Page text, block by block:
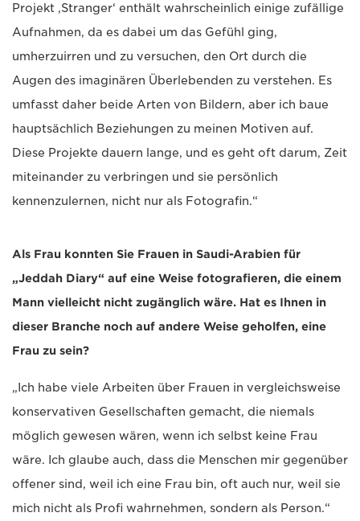
Projekt ‚Stranger‘ enthält wahrscheinlich einige zufällige
Aufnahmen, da es dabei um das Gefühl ging,
umherzuirren und zu versuchen, den Ort durch die
Augen des imaginären Überlebenden zu verstehen. Es
umfasst daher beide Arten von Bildern, aber ich baue
hauptsächlich Beziehungen zu meinen Motiven auf.
Diese Projekte dauern lange, und es geht oft darum, Zeit
miteinander zu verbringen und sie persönlich
kennenzulernen, nicht nur als Fotografin.“
Als Frau konnten Sie Frauen in Saudi-Arabien für
„Jeddah Diary“ auf eine Weise fotografieren, die einem
Mann vielleicht nicht zugänglich wäre. Hat es Ihnen in
dieser Branche noch auf andere Weise geholfen, eine
Frau zu sein?
„Ich habe viele Arbeiten über Frauen in vergleichsweise
konservativen Gesellschaften gemacht, die niemals
möglich gewesen wären, wenn ich selbst keine Frau
wäre. Ich glaube auch, dass die Menschen mir gegenüber
offener sind, weil ich eine Frau bin, oft auch nur, weil sie
mich nicht als Profi wahrnehmen, sondern als Person.“